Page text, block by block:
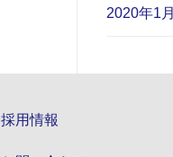
2020年1月
採用情報